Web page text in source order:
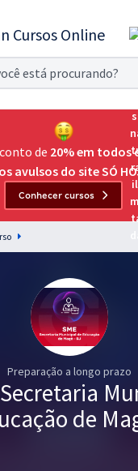
11
Teste grátis por 7 dias!
Até Passar
preparação para o Exame da
e intensiva para as principais
Brasil
de 20% em todos
avulsos do site SÓ
Conhecer cursos
Preparação a longo prazo
de